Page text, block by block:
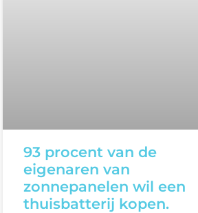
93 procent van de
eigenaren van
zonnepanelen wil een
thuisbatterij kopen.